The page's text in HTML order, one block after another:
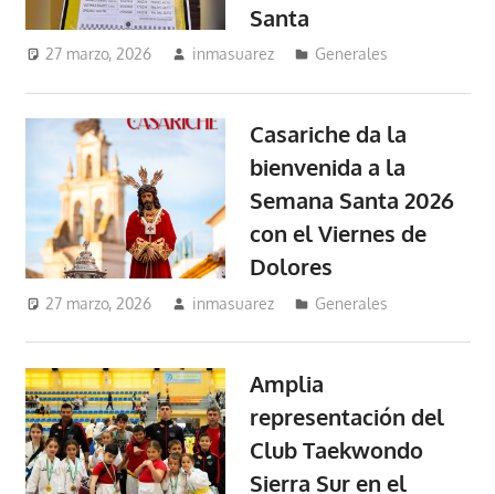
Santa
27 marzo, 2026 inmasuarez Generales
Casariche da la
bienvenida a la
Semana Santa 2026
con el Viernes de
Dolores
27 marzo, 2026 inmasuarez Generales
Amplia
representación del
Club Taekwondo
Sierra Sur en el